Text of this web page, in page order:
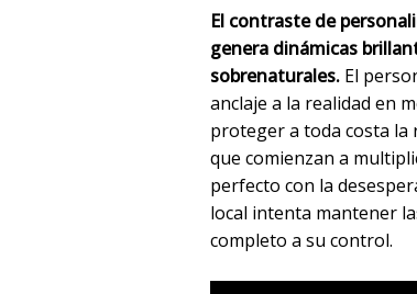
El contraste de
genera dinámicas
sobrenaturales. El
anclaje a la realidad en
proteger a toda costa la
que comienzan a
perfecto con la
local intenta mantener
completo a su control.